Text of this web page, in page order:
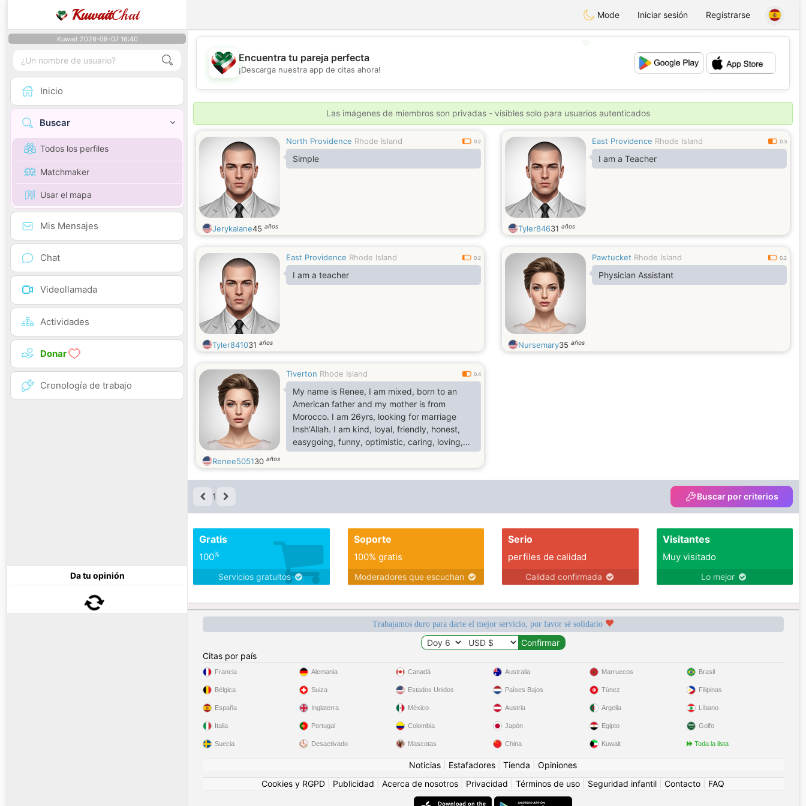
KuwaitChat Mode Iniciar sesión Registrarse
Kuwait 2026-08-07 16:40
Inicio
Buscar
Todos los perfiles
Matchmaker
Usar el mapa
Mis Mensajes
Chat
Videollamada
Actividades
Donar
Cronología de trabajo
Da tu opinión
💖
💕
💕
Encuentra tu pareja perfecta
¡Descarga nuestra app de citas ahora!
Las imágenes de miembros son privadas - visibles solo para usuarios autenticados
North Providence Rhode Island 0.2
Simple
Jerykalane45 años
East Providence Rhode Island 0.3
I am a Teacher
Tyler84631 años
East Providence Rhode Island 0.2
I am a teacher
Tyler841031 años
Pawtucket Rhode Island 0.2
Physician Assistant
Nursemary35 años
Tiverton Rhode Island 0.4
My name is Renee, I am mixed, born to an
American father and my mother is from
Morocco. I am 26yrs, looking for marriage
Insh'Allah. I am kind, loyal, friendly, honest,
easygoing, funny, optimistic, caring, loving,
smart, intelligent, beautiful in heart. I am a
Muslim(Sunni), I read the Quran and observes
my prayers. I like to read, listen to religious
movies. I like to g
Renee505130 años
1 Buscar por criterios
Gratis
100%
Servicios gratuitos
Soporte
100% gratis
Moderadores que escuchan
Serio
perfiles de calidad
Calidad confirmada
Visitantes
Muy visitado
Lo mejor
Trabajamos duro para darte el mejor servicio, por favor sé solidario
Citas por país
Francia
Bélgica
España
Italia
Suecia
Alemania
Suiza
Inglaterra
Portugal
Desactivado
Canadá
Estados Unidos
México
Colombia
Mascotas
Australia
Países Bajos
Austria
Japón
China
Marruecos
Túnez
Argelia
Egipto
Kuwait
Brasil
Filipinas
Líbano
Golfo
Toda la lista
Noticias Estafadores Tienda
Opiniones
Cookies y RGPD
Publicidad Acerca de nosotros Privacidad Términos de uso Seguridad infantil Contacto FAQ